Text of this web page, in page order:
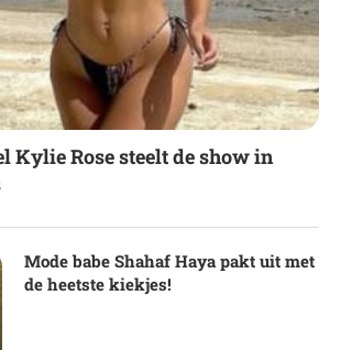
Kylie Rose steelt de show in
Mode babe Shahaf Haya pakt uit met
de heetste kiekjes!